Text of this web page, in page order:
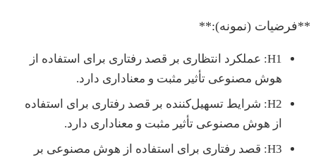
**فرضیات (نمونه):**
H1: عملکرد انتظاری بر قصد رفتاری برای استفاده از
هوش مصنوعی تأثیر مثبت و معناداری دارد.
H2: شرایط تسهیل‌کننده بر قصد رفتاری برای استفاده
از هوش مصنوعی تأثیر مثبت و معناداری دارد.
H3: قصد رفتاری برای استفاده از هوش مصنوعی بر